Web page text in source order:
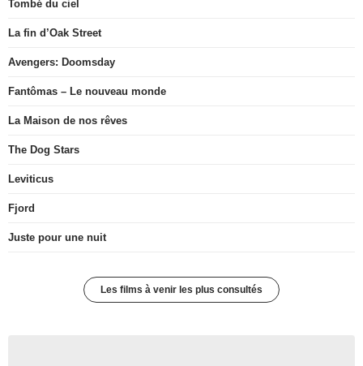
Tombé du ciel
La fin d’Oak Street
Avengers: Doomsday
Fantômas – Le nouveau monde
La Maison de nos rêves
The Dog Stars
Leviticus
Fjord
Juste pour une nuit
Les films à venir les plus consultés